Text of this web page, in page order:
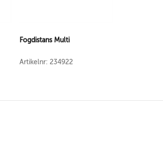
Fogdistans Multi
Artikelnr: 234922